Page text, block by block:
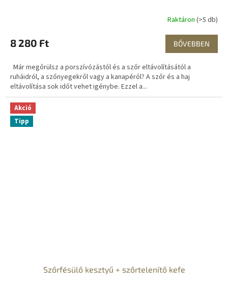
Raktáron (>5 db)
8 280 Ft BŐVEBBEN
Már megőrülsz a porszívózástól és a szőr eltávolításától a
ruháidról, a szőnyegekről vagy a kanapéról? A szőr és a haj
eltávolítása sok időt vehet igénybe. Ezzel a...
Akció
Tipp
Szőrfésülő kesztyű + szőrtelenítő kefe